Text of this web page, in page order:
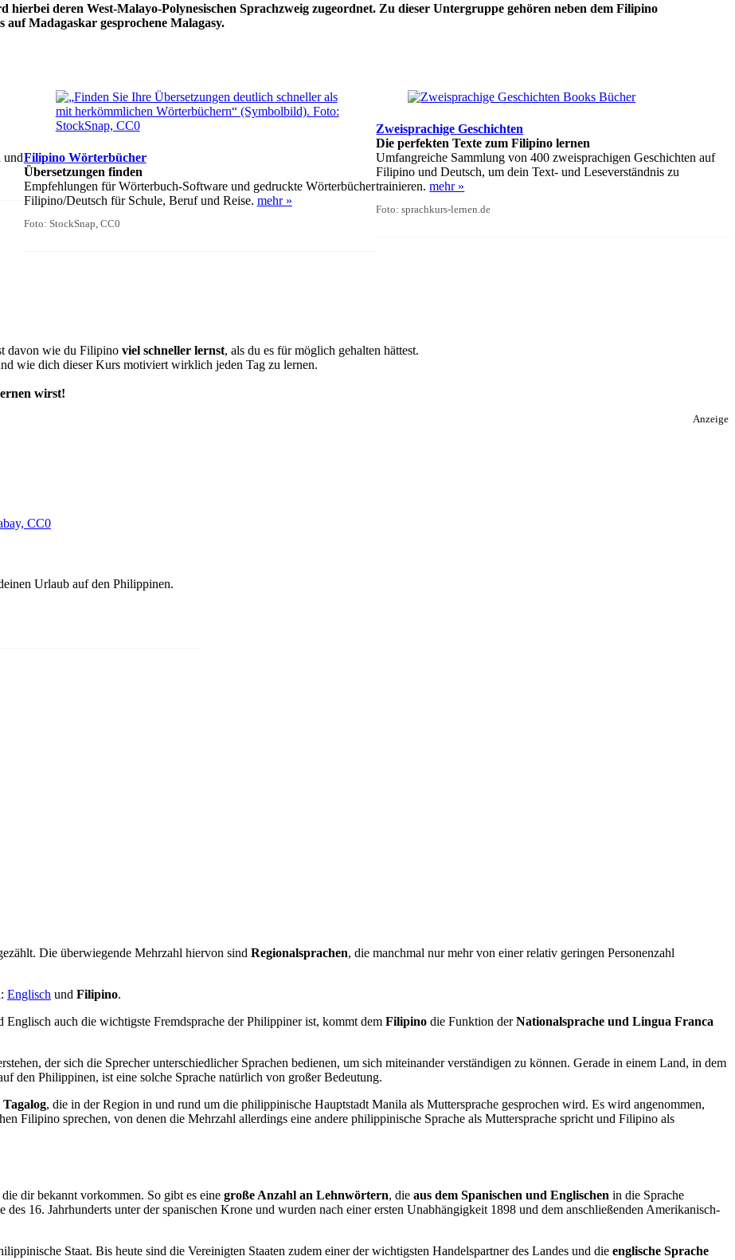
deren West-Malayo-Polynesischen Sprachzweig zugeordnet. Zu dieser Untergruppe gehören neben dem Filipino
auf Madagaskar gesprochene Malagasy.
undFilipino Wörterbücher
Übersetzungen finden
Empfehlungen für Wörterbuch-Software und gedruckte Wörterbücher
Filipino/Deutsch für Schule, Beruf und Reise. mehr »
Foto: StockSnap, CC0
Zweisprachige Geschichten
Die perfekten Texte zum Filipino lernen
Umfangreiche Sammlung von 400 zweisprachigen Geschichten auf
Filipino und Deutsch, um dein Text- und Leseverständnis zu
trainieren.mehr »
Foto: sprachkurs-lernen.de
davon wie du Filipino viel schneller lernst, als du es für möglich gehalten hättest.
wie dich dieser Kurs motiviert wirklich jeden Tag zu lernen.
wirst!
Anzeige
Urlaub auf den Philippinen.
Die überwiegende Mehrzahl hiervon sind Regionalsprachen, die manchmal nur mehr von einer relativ geringen Personenzahl
Englisch und Filipino.
Englisch auch die wichtigste Fremdsprache der Philippiner ist, kommt dem Filipino die Funktion derNationalsprache und Lingua Franca
der sich die Sprecher unterschiedlicher Sprachen bedienen, um sich miteinander verständigen zu können. Gerade in einem Land, in dem
den Philippinen, ist eine solche Sprache natürlich von großer Bedeutung.
, die in der Region in und rund um die philippinische Hauptstadt Manila als Muttersprache gesprochen wird. Es wird angenommen,
Filipino sprechen, von denen die Mehrzahl allerdings eine andere philippinische Sprache als Muttersprache spricht und Filipino als
dir bekannt vorkommen. So gibt es eine große Anzahl an Lehnwörtern, die aus dem Spanischen und Englischen in die Sprache
16. Jahrhunderts unter der spanischen Krone und wurden nach einer ersten Unabhängigkeit 1898 und dem anschließenden Amerikanisch-
Staat. Bis heute sind die Vereinigten Staaten zudem einer der wichtigsten Handelspartner des Landes und die englische Sprache